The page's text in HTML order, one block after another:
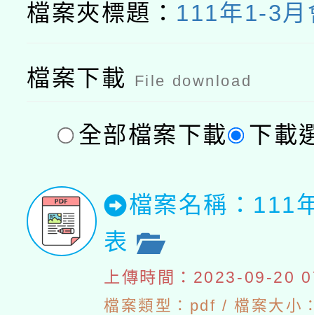
檔案夾標題： 111年1-3月
檔案下載 File download
全部檔案下載 下載
檔案名稱：111
表
上傳時間：2023-09-20
檔案類型：pdf / 檔案大小